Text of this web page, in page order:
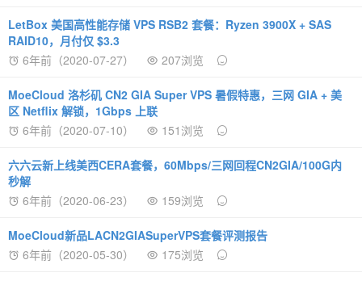
LetBox 美国高性能存储 VPS RSB2 套餐：Ryzen 3900X + SAS
RAID10，月付仅 $3.3
6年前（2020-07-27）
207浏览
MoeCloud 洛杉矶 CN2 GIA Super VPS 暑假特惠，三网 GIA + 美
区 Netflix 解锁，1Gbps 上联
6年前（2020-07-10）
151浏览
六六云新上线美西CERA套餐，60Mbps/三网回程CN2GIA/100G内
秒解
6年前（2020-06-23）
159浏览
MoeCloud新品LACN2GIASuperVPS套餐评测报告
6年前（2020-05-30）
175浏览